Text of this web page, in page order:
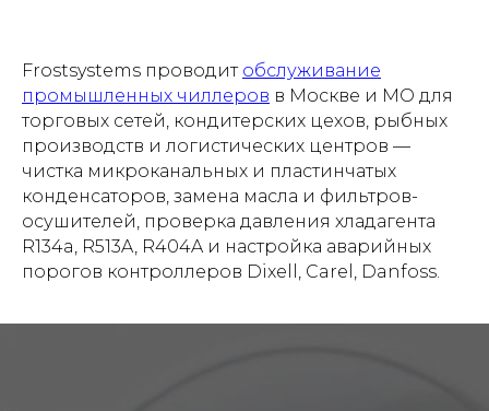
Frostsystems проводит обслуживание
промышленных чиллеров в Москве и МО для
торговых сетей, кондитерских цехов, рыбных
производств и логистических центров —
чистка микроканальных и пластинчатых
конденсаторов, замена масла и фильтров-
осушителей, проверка давления хладагента
R134a, R513A, R404A и настройка аварийных
порогов контроллеров Dixell, Carel, Danfoss.